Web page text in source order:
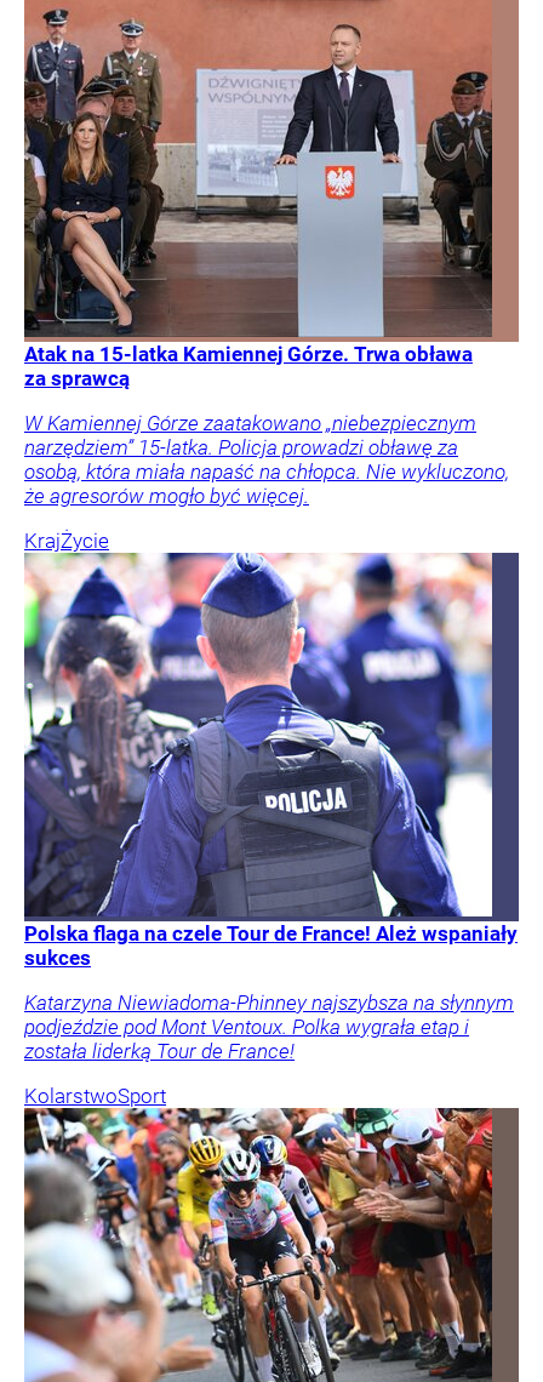
Atak na 15-latka Kamiennej Górze. Trwa obława
za sprawcą
W Kamiennej Górze zaatakowano „niebezpiecznym
narzędziem” 15-latka. Policja prowadzi obławę za
osobą, która miała napaść na chłopca. Nie wykluczono,
że agresorów mogło być więcej.
KrajŻycie
Polska flaga na czele Tour de France! Ależ wspaniały
sukces
Katarzyna Niewiadoma-Phinney najszybsza na słynnym
podjeździe pod Mont Ventoux. Polka wygrała etap i
została liderką Tour de France!
KolarstwoSport